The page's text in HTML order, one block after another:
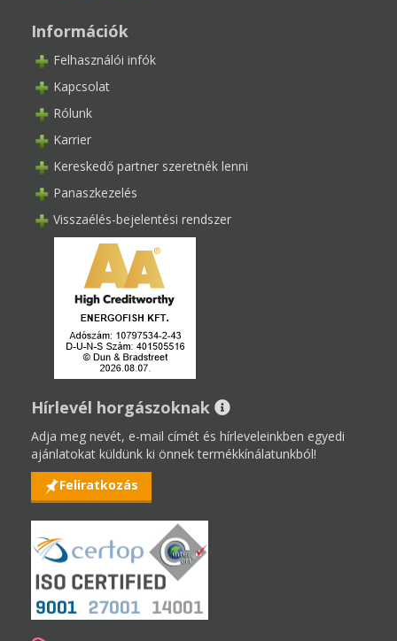
Információk
Felhasználói infók
Kapcsolat
Rólunk
Karrier
Kereskedő partner szeretnék lenni
Panaszkezelés
Visszaélés-bejelentési rendszer
Hírlevél horgászoknak
Adja meg nevét, e-mail címét és hírleveleinkben egyedi
ajánlatokat küldünk ki önnek termékkínálatunkból!
Feliratkozás